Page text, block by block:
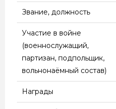
(АВГУСТ — СЕНТЯБРЬ
1945 ГОДА)
Звание, должность
Участие в войне
(военнослужащий,
партизан, подпольщик,
вольнонаёмный состав)
Награды